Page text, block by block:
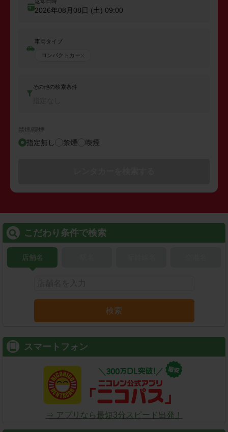
2026年08月08日 (土) 09:00
車両タイプ
コンパクトカー
その他の検索条件
禁煙/喫煙
指定無し 禁煙 喫煙
こだわり条件で検索
店舗名
検索
スマートフォン
⇒ アプリなら最短3分スピード出発！